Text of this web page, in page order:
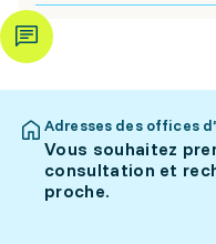
Adresses des offices
Vous souhaitez
consultation et
proche.